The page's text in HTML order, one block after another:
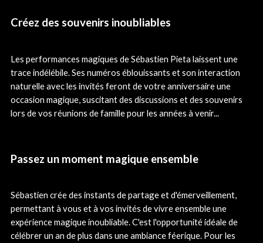
Créez des souvenirs inoubliables
Les performances magiques de Sébastien Pieta laissent une
trace indélébile. Ses numéros éblouissants et son interaction
naturelle avec les invités feront de votre anniversaire une
occasion magique, suscitant des discussions et des souvenirs
lors de vos réunions de famille pour les années à venir...
Passez un moment magique ensemble
Sébastien crée des instants de partage et d'émerveillement,
permettant à vous et à vos invités de vivre ensemble une
expérience magique inoubliable. C'est l'opportunité idéale de
célébrer un an de plus dans une ambiance féerique. Pour les